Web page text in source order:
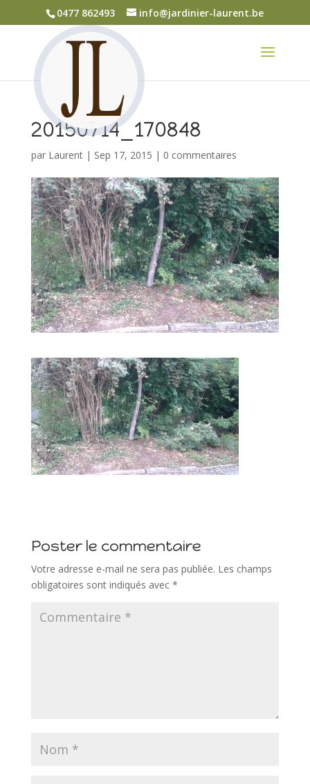
0477 862493 info@jardinier-laurent.be
20150714_170848
par Laurent| Sep 17, 2015 | 0 commentaires
Poster le commentaire
Votre adresse e-mail ne sera pas publiée. Les champs
obligatoires sont indiqués avec *